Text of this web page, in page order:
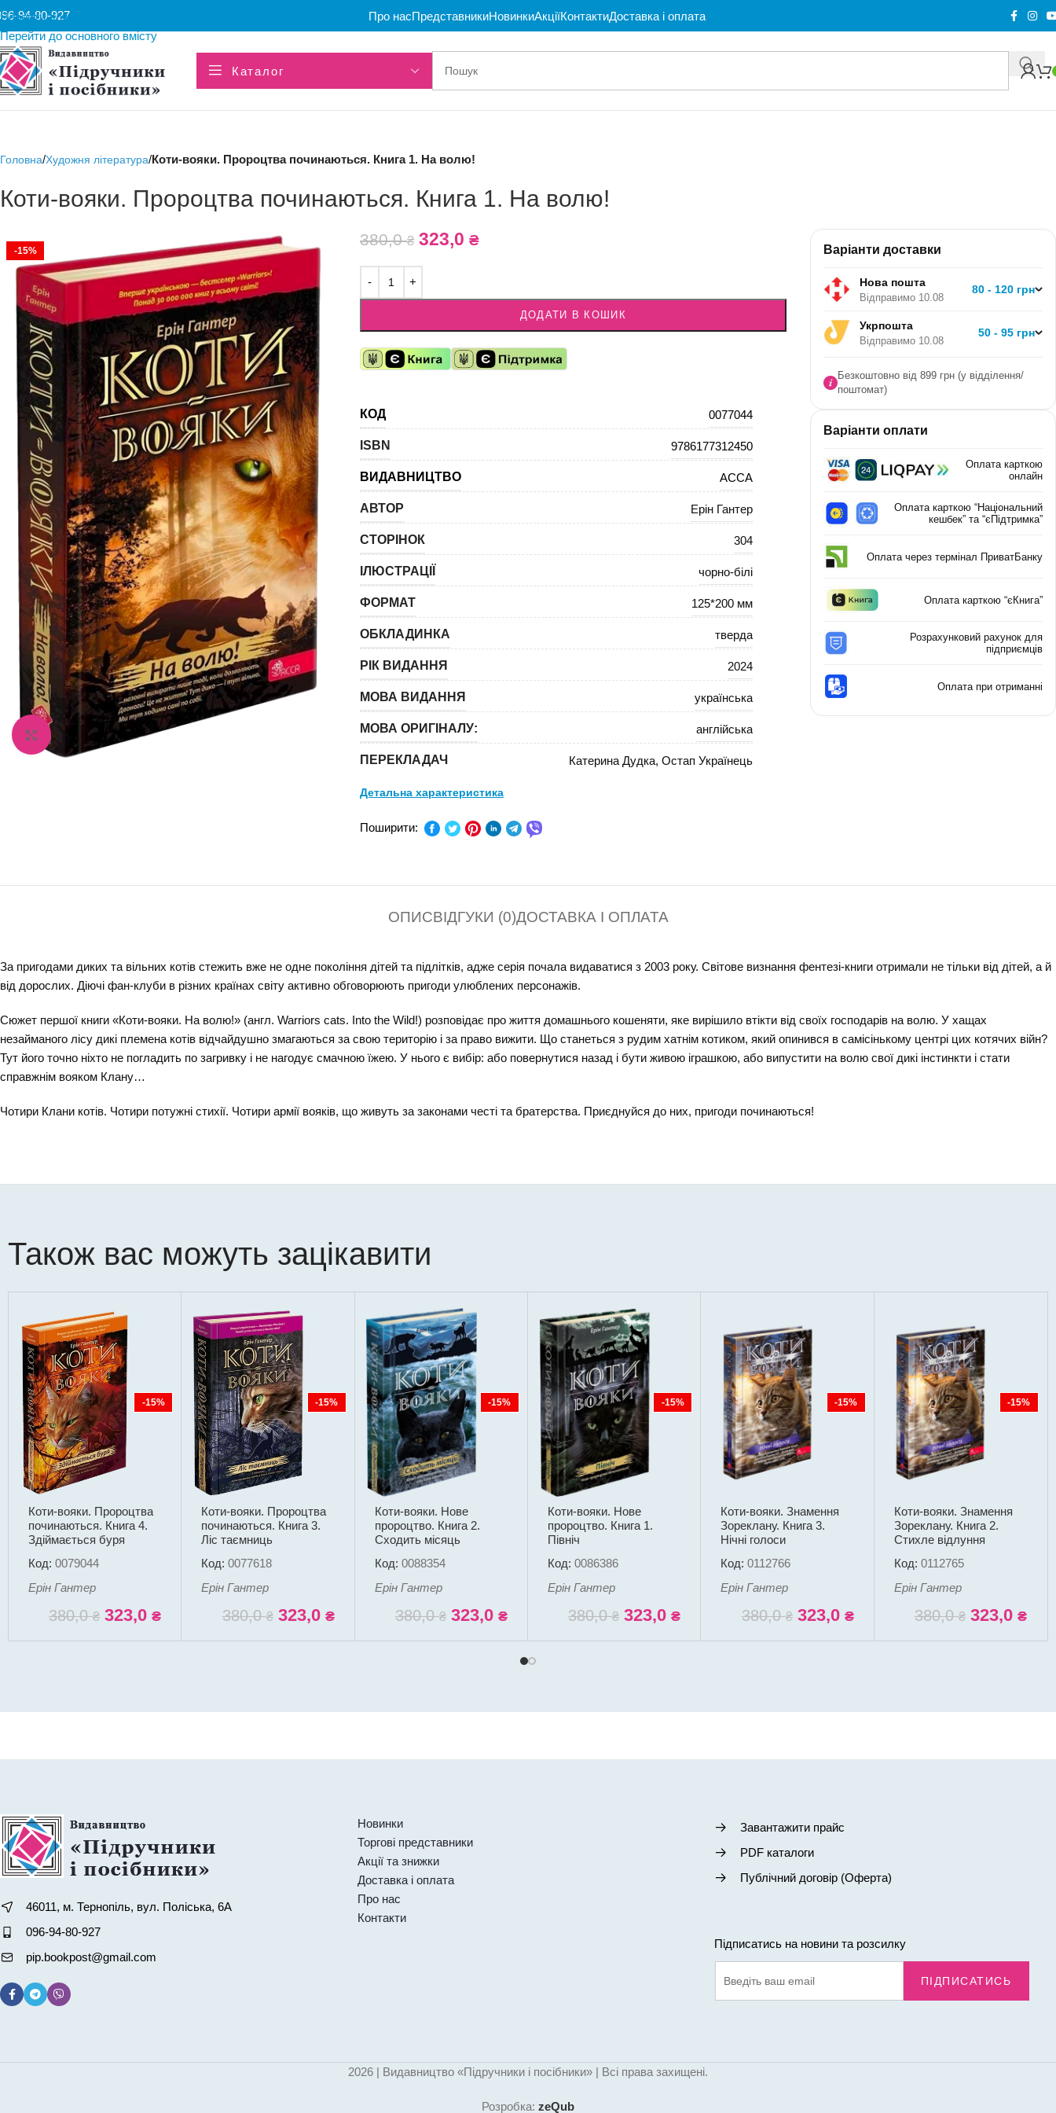
Перейти до навігації
Перейти до основного вмісту
94-80-927 Про насПредставникиНовинкиАкціїКонтактиДоставка і оплата
Каталог
Головна/Художня література/Коти-вояки. Пророцтва починаються. Книга 1. На волю!
Коти-вояки. Пророцтва починаються. Книга 1. На волю!
-15%
Збільшити зображення
380,0₴ 323,0 ₴
ДОДАТИ В КОШИК
КОД 0077044
ISBN 9786177312450
ВИДАВНИЦТВО АССА
АВТОР Ерін Гантер
СТОРІНОК 304
ІЛЮСТРАЦІЇ чорно-білі
ФОРМАТ 125*200 мм
ОБКЛАДИНКА тверда
РІК ВИДАННЯ 2024
МОВА ВИДАННЯ українська
МОВА ОРИГІНАЛУ: англійська
ПЕРЕКЛАДАЧ Катерина Дудка, Остап Українець
Детальна характеристика
ПРЕДМЕТ:
СЕРІЯ: Коти-вояки
В ПАЧЦІ (ШТ):
Поширити:
Варіанти доставки
Нова пошта
Відправимо 10.08
80 - 120 грн
Укрпошта
Відправимо 10.08
50 - 95 грн
Безкоштовно від 899 грн (у відділення/
поштомат)
Варіанти оплати
Оплата карткою
онлайн
Оплата карткою “Національний
кешбек” та “єПідтримка”
Оплата через термінал ПриватБанку
Оплата карткою “єКнига”
Розрахунковий рахунок для
підприємців
Оплата при отриманні
ОПИСВІДГУКИ (0)ДОСТАВКА І ОПЛАТА
За пригодами диких та вільних котів стежить вже не одне покоління дітей та підлітків, адже серія почала видаватися з 2003 року. Світове визнання фентезі-книги отримали не тільки від дітей, а й
від дорослих. Діючі фан-клуби в різних країнах світу активно обговорюють пригоди улюблених персонажів.
Сюжет першої книги «Коти-вояки. На волю!» (англ. Warriors cats. Into the Wild!) розповідає про життя домашнього кошеняти, яке вирішило втікти від своїх господарів на волю. У хащах
незайманого лісу дикі племена котів відчайдушно змагаються за свою територію і за право вижити. Що станеться з рудим хатнім котиком, який опинився в самісінькому центрі цих котячих війн?
Тут його точно ніхто не погладить по загривку і не нагодує смачною їжею. У нього є вибір: або повернутися назад і бути живою іграшкою, або випустити на волю свої дикі інстинкти і стати
справжнім вояком Клану…
Чотири Клани котів. Чотири потужні стихії. Чотири армії вояків, що живуть за законами честі та братерства. Приєднуйся до них, пригоди починаються!
Також вас можуть зацікавити
-15%
Коти-вояки. Пророцтва
починаються. Книга 4.
Здіймається буря
Код: 0079044
Ерін Гантер
380,0₴ 323,0₴
-15%
Коти-вояки. Пророцтва
починаються. Книга 3.
Ліс таємниць
Код:0077618
Ерін Гантер
380,0₴ 323,0 ₴
-15%
Коти-вояки. Нове
пророцтво. Книга 2.
Сходить місяць
Код: 0088354
Ерін Гантер
380,0₴ 323,0 ₴
-15%
Коти-вояки. Нове
пророцтво. Книга 1.
Північ
Код: 0086386
Ерін Гантер
380,0₴ 323,0₴
-15%
Коти-вояки. Знамення
Зореклану. Книга 3.
Нічні голоси
Код:0112766
Ерін Гантер
380,0₴ 323,0 ₴
-15%
Коти-вояки. Знамення
Зореклану. Книга 2.
Стихле відлуння
Код: 0112765
Ерін Гантер
380,0₴ 323,0 ₴
46011, м. Тернопіль, вул. Поліська, 6А
096-94-80-927
pip.bookpost@gmail.com
Новинки
Торгові представники
Акції та знижки
Доставка і оплата
Про нас
Контакти
Завантажити прайс
PDF каталоги
Публічний договір (Оферта)
Підписатись на новини та розсилку
ПІДПИСАТИСЬ
2026 | Видавництво «Підручники і посібники» | Всі права захищені.
Розробка: zeQub